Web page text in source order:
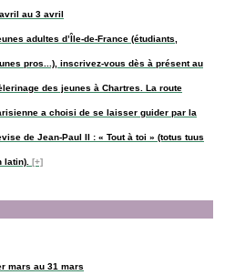
au 3 avril
adultes d’Île-de-France (étudiants,
pros...), inscrivez-vous dès à présent au
des jeunes à Chartres. La route
a choisi de se laisser guider par la
de Jean-Paul II : « Tout à toi » (totus tuus
latin). [+]
mars au 31 mars